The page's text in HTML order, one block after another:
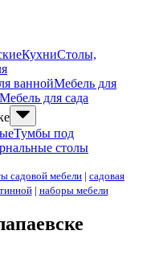
КухниСтолы,
ваннойМебель для
Мебель для сада
Тумбы под
столы
садовой мебели | садовая
| наборы мебели